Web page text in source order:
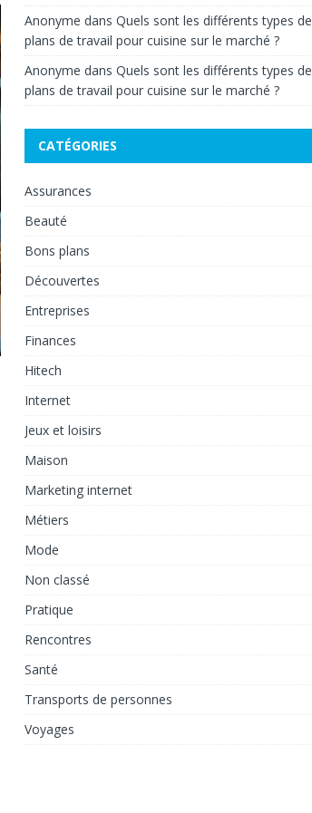
Anonyme dans Quels sont les différents types de
plans de travail pour cuisine sur le marché ?
Anonyme dans Quels sont les différents types de
plans de travail pour cuisine sur le marché ?
CATÉGORIES
Assurances
Beauté
Bons plans
Découvertes
Entreprises
Finances
Hitech
Internet
Jeux et loisirs
Maison
Marketing internet
Métiers
Mode
Non classé
Pratique
Rencontres
Santé
Transports de personnes
Voyages